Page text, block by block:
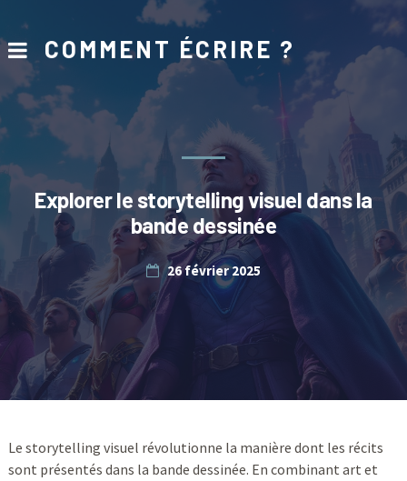
COMMENT ÉCRIRE ?
Explorer le storytelling visuel dans la
bande dessinée
26 février 2025
Le storytelling visuel révolutionne la manière dont les récits
sont présentés dans la bande dessinée. En combinant art et